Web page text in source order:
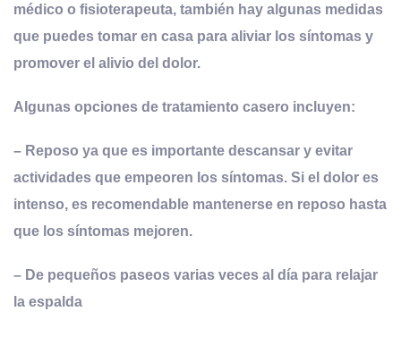
médico o fisioterapeuta, también hay algunas medidas
que puedes tomar en casa para aliviar los síntomas y
promover el alivio del dolor.
Algunas opciones de tratamiento casero incluyen:
– Reposo ya que es importante descansar y evitar
actividades que empeoren los síntomas. Si el dolor es
intenso, es recomendable mantenerse en reposo hasta
que los síntomas mejoren.
– De pequeños paseos varias veces al día para relajar
la espalda